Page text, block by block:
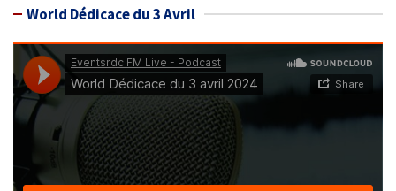
World Dédicace du 3 Avril